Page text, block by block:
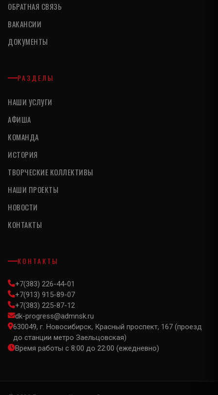
ОБРАТНАЯ СВЯЗЬ
ВАКАНСИИ
ДОКУМЕНТЫ
РАЗДЕЛЫ
НАШИ УСЛУГИ
АФИША
КОМАНДА
ИСТОРИЯ
ТВОРЧЕСКИЕ КОЛЛЕКТИВЫ
НАШИ ПРОЕКТЫ
НОВОСТИ
КОНТАКТЫ
КОНТАКТЫ
+7(383) 226-44-01
+7(913) 915-89-07
+7(383) 225-87-12
dk-progress@admnsk.ru
630049, г. Новосибирск, Красный проспект, 167 (проезд
до станции метро Заельцовская)
Время работы с 8:00 до 22:00 (ежедневно)